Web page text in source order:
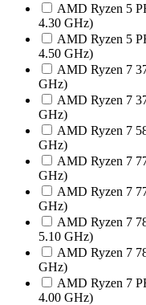
AMD Ryzen 5
4.30 GHz)
AMD Ryzen 5
4.50 GHz)
AMD Ryzen 7
GHz)
AMD Ryzen 7
GHz)
AMD Ryzen 7
GHz)
AMD Ryzen 7
GHz)
AMD Ryzen 7
GHz)
AMD Ryzen 7
5.10 GHz)
AMD Ryzen 7
GHz)
AMD Ryzen 7
4.00 GHz)